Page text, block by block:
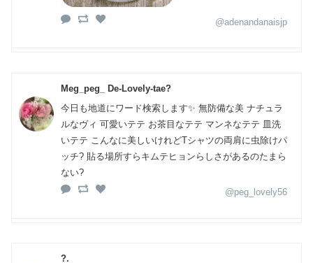
@adenandanaisjp
Meg_peg_ De-Lovely-tae?
今日も地道にワード検索します✨ 無防備な美 ナチュラ
ルなヴィ 可愛いテテ お茶目なテテ マンネなテテ 皿洗
いテテ こんなに美しいけれどTシャツの両肩に虫除けパ
ッチ? 貼る場所すらキムテヒョンらしさがあるのたまら
ない?
@peg_lovely56
?.